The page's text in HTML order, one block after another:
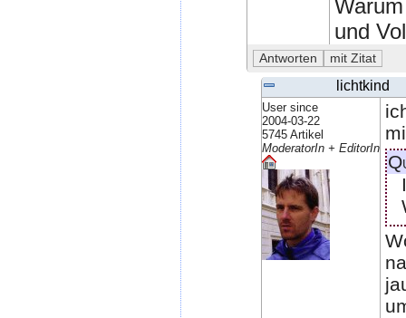
und
lichtkind
User since
2004-03-22
5745 Artikel
ModeratorIn + EditorIn